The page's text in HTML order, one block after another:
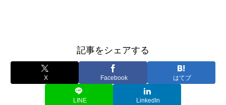
記事をシェアする
X Facebook はてブ
LINE LinkedIn